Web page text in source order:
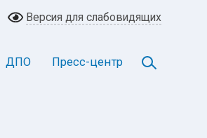
Версия для слабовидящих
ДПО Пресс-центр